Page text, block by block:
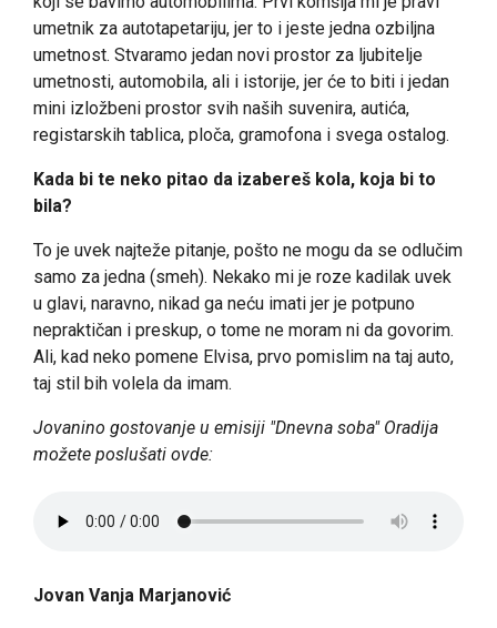
umetnik za autotapetariju, jer to i jeste jedna ozbiljna
umetnost. Stvaramo jedan novi prostor za ljubitelje
umetnosti, automobila, ali i istorije, jer će to biti i jedan
mini izložbeni prostor svih naših suvenira, autića,
registarskih tablica, ploča, gramofona i svega ostalog.
Kada bi te neko pitao da izabereš kola, koja bi to
bila?
To je uvek najteže pitanje, pošto ne mogu da se odlučim
samo za jedna (smeh). Nekako mi je roze kadilak uvek
u glavi, naravno, nikad ga neću imati jer je potpuno
nepraktičan i preskup, o tome ne moram ni da govorim.
Ali, kad neko pomene Elvisa, prvo pomislim na taj auto,
taj stil bih volela da imam.
Jovanino gostovanje u emisiji "Dnevna soba" Oradija
možete poslušati ovde:
Jovan Vanja Marjanović